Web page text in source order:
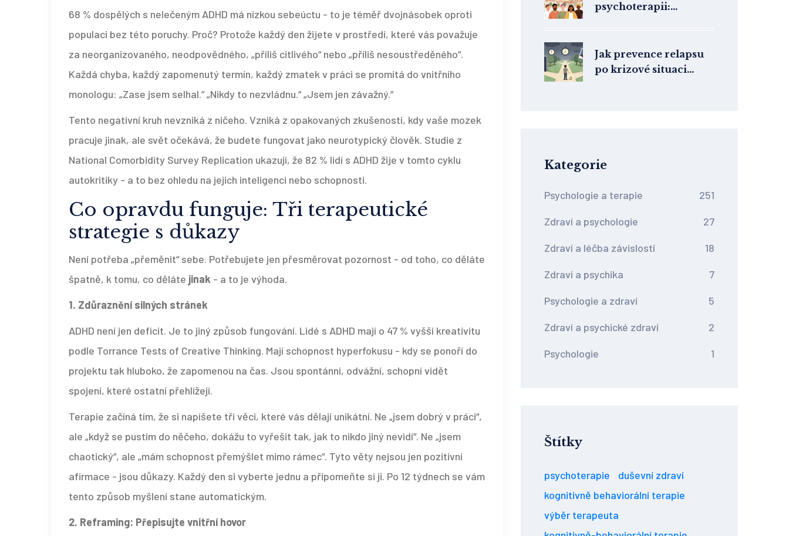
68 % dospělých s nelečeným ADHD má nízkou sebeúctu - to je téměř dvojnásobek oproti
populaci bez této poruchy. Proč? Protože každý den žijete v prostředí, které vás považuje
za neorganizovaného, neodpovědného, „příliš citlivého“ nebo „příliš nesoustředěného“.
Každá chyba, každý zapomenutý termín, každý zmatek v práci se promítá do vnitřního
monologu: „Zase jsem selhal.“ „Nikdy to nezvládnu.“ „Jsem jen závažný.“
Tento negativní kruh nevzniká z ničeho. Vzniká z opakovaných zkušeností, kdy vaše mozek
pracuje jinak, ale svět očekává, že budete fungovat jako neurotypický člověk. Studie z
National Comorbidity Survey Replication ukazují, že 82 % lidí s ADHD žije v tomto cyklu
autokritiky - a to bez ohledu na jejich inteligenci nebo schopnosti.
Co opravdu funguje: Tři terapeutické
strategie s důkazy
Není potřeba „přeměnit“ sebe. Potřebujete jen přesměrovat pozornost - od toho, co děláte
špatně, k tomu, co děláte jinak - a to je výhoda.
1. Zdůraznění silných stránek
ADHD není jen deficit. Je to jiný způsob fungování. Lidé s ADHD mají o 47 % vyšší kreativitu
podle Torrance Tests of Creative Thinking. Mají schopnost hyperfokusu - kdy se ponoří do
projektu tak hluboko, že zapomenou na čas. Jsou spontánní, odvážní, schopní vidět
spojení, které ostatní přehlížejí.
Terapie začíná tím, že si napíšete tři věci, které vás dělají unikátní. Ne „jsem dobrý v práci“,
ale „když se pustím do něčeho, dokážu to vyřešit tak, jak to nikdo jiný nevidí“. Ne „jsem
chaotický“, ale „mám schopnost přemýšlet mimo rámec“. Tyto věty nejsou jen pozitivní
afirmace - jsou důkazy. Každý den si vyberte jednu a připomeňte si ji. Po 12 týdnech se vám
tento způsob myšlení stane automatickým.
2. Reframing: Přepisujte vnitřní hovor
psychoterapii:
Jak prevence relapsu
po krizové situaci
Kategorie
Psychologie a terapie 251
Zdraví a psychologie 27
Zdraví a léčba závislostí 18
Zdraví a psychika 7
Psychologie a zdraví 5
Zdraví a psychické zdraví 2
Psychologie 1
Štítky
psychoterapie
duševní zdraví
kognitivně behaviorální terapie
výběr terapeuta